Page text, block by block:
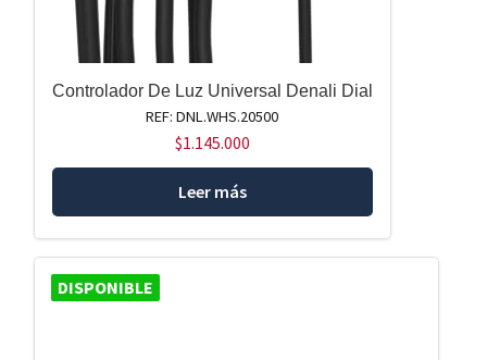
Controlador De Luz Universal Denali Dial
REF: DNL.WHS.20500
$1.145.000
Leer más
DISPONIBLE